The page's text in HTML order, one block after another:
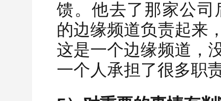
馈。他去了那家公
的边缘频道负责起来
这是一个边缘频道，
一个人承担了很多职